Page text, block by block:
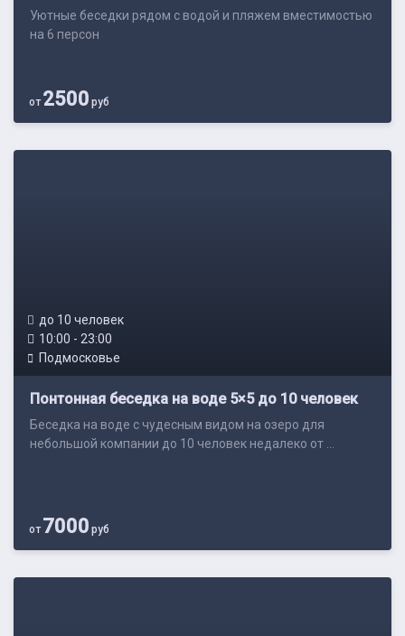
Уютные беседки рядом с водой и пляжем вместимостью
на 6 персон
от2500 руб
до 10 человек
10:00 - 23:00
Подмосковье
Понтонная беседка на воде 5×5 до 10 человек
Беседка на воде с чудесным видом на озеро для
небольшой компании до 10 человек недалеко от ...
от7000 руб